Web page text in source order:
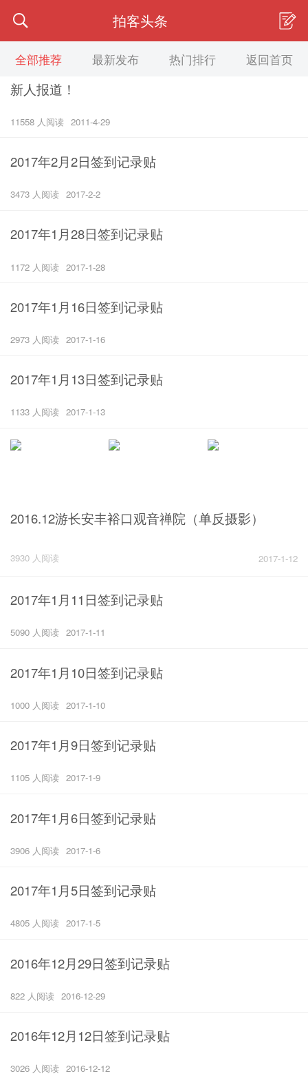
拍客头条
全部推荐 最新发布 热门排行 返回首页
新人报道！
11558 人阅读 2011-4-29
2017年2月2日签到记录贴
3473 人阅读 2017-2-2
2017年1月28日签到记录贴
1172 人阅读 2017-1-28
2017年1月16日签到记录贴
2973 人阅读 2017-1-16
2017年1月13日签到记录贴
1133 人阅读 2017-1-13
2016.12游长安丰裕口观音禅院（单反摄影）
3930 人阅读 2017-1-12
2017年1月11日签到记录贴
5090 人阅读 2017-1-11
2017年1月10日签到记录贴
1000 人阅读 2017-1-10
2017年1月9日签到记录贴
1105 人阅读 2017-1-9
2017年1月6日签到记录贴
3906 人阅读 2017-1-6
2017年1月5日签到记录贴
4805 人阅读 2017-1-5
2016年12月29日签到记录贴
822 人阅读 2016-12-29
2016年12月12日签到记录贴
3026 人阅读 2016-12-12